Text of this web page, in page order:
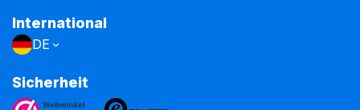
International
DE
Sicherheit